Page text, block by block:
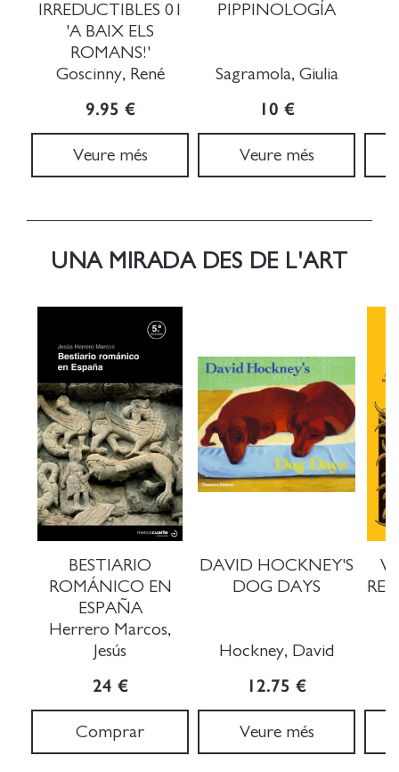
IRREDUCTIBLES 01
'A BAIX ELS
ROMANS!'
Goscinny, René
9.95 €
Veure més
PIPPINOLOGÍA
Sagramola, Giulia
10 €
Veure més
UNA MIRADA DES DE L'ART
BESTIARIO
ROMÁNICO EN
ESPAÑA
Herrero Marcos,
Jesús
24 €
Comprar
DAVID HOCKNEY'S
DOG DAYS
Hockney, David
12.75 €
Veure més